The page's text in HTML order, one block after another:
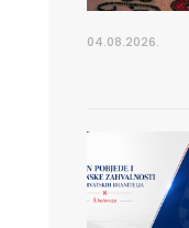
04.08.2026.